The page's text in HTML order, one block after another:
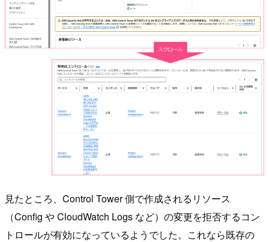
見たところ、Control Tower 側で作成されるリソース
（Config や CloudWatch Logs など）の変更を拒否するコン
トロールが有効になっているようでした。これなら既存の